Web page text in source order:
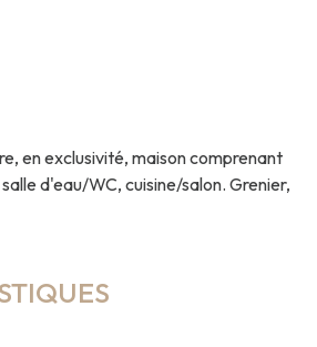
en exclusivité, maison comprenant
d'eau/WC, cuisine/salon. Grenier,